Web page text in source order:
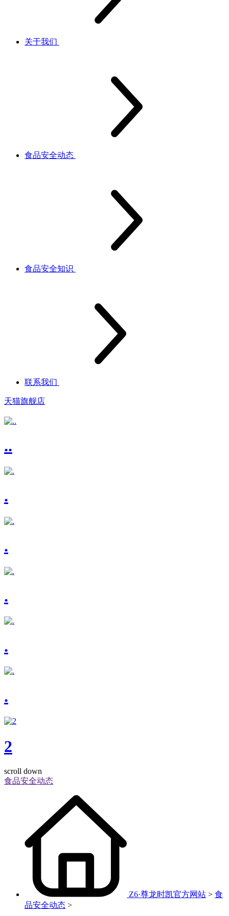
关于我们
食品安全动态
食品安全知识
联系我们
天猫旗舰店
..
.
.
.
.
.
2
scroll down
食品安全动态
Z6·尊龙时凯官方网站 > 食
品安全动态 >